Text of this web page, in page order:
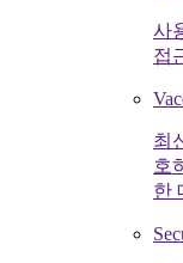
사
접
최
호
한